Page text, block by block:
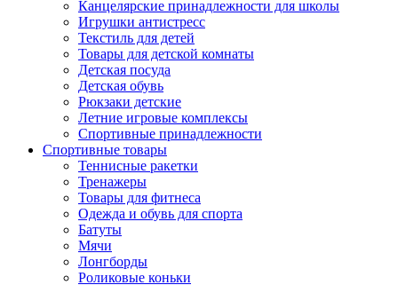
Канцелярские принадлежности для школы
Игрушки антистресс
Текстиль для детей
Товары для детской комнаты
Детская посуда
Детская обувь
Рюкзаки детские
Летние игровые комплексы
Спортивные принадлежности
Спортивные товары
Теннисные ракетки
Тренажеры
Товары для фитнеса
Одежда и обувь для спорта
Батуты
Мячи
Лонгборды
Роликовые коньки